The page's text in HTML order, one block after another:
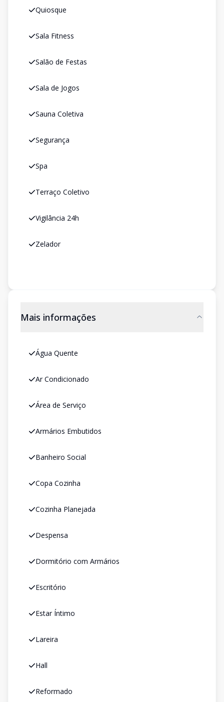
Quiosque
Sala Fitness
Salão de Festas
Sala de Jogos
Sauna Coletiva
Segurança
Spa
Terraço Coletivo
Vigilância 24h
Zelador
Mais informações
Água Quente
Ar Condicionado
Área de Serviço
Armários Embutidos
Banheiro Social
Copa Cozinha
Cozinha Planejada
Despensa
Dormitório com Armários
Escritório
Estar Íntimo
Lareira
Hall
Reformado